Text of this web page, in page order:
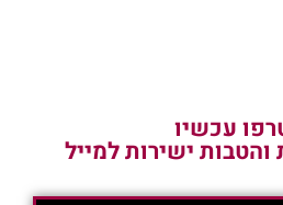
עכשיו
ישירות למייל